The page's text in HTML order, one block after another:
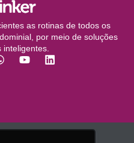
as rotinas de todos os
por meio de soluções